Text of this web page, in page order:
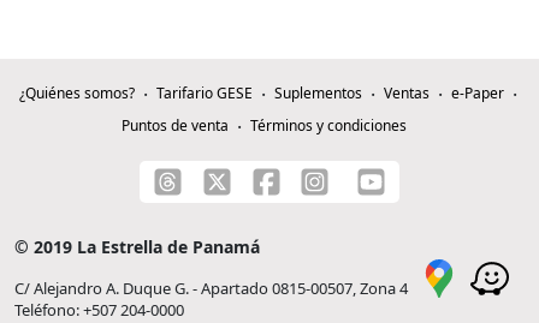
¿Quiénes somos? Tarifario GESE Suplementos Ventas
e-Paper
Puntos de venta
Términos y condiciones
© 2019 La Estrella de Panamá
C/ Alejandro A. Duque G. - Apartado 0815-00507, Zona 4
Teléfono: +507 204-0000